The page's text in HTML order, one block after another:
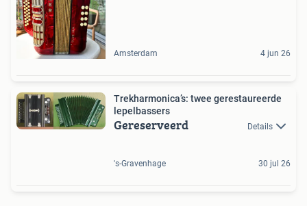
Amsterdam 4 jun 26
Trekharmonica’s: twee gerestaureerde
lepelbassers
Gereserveerd Details
's-Gravenhage 30 jul 26